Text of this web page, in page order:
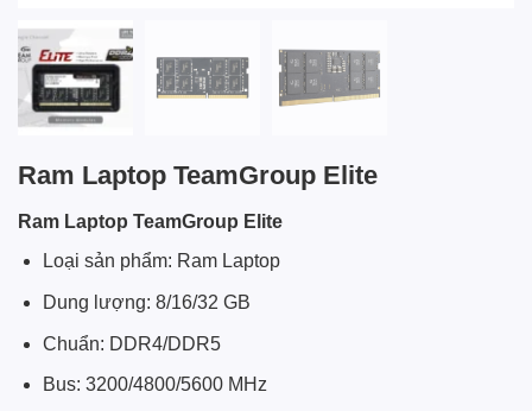
Ram Laptop TeamGroup Elite
Ram Laptop TeamGroup Elite
Loại sản phẩm: Ram Laptop
Dung lượng: 8/16/32 GB
Chuẩn: DDR4/DDR5
Bus: 3200/4800/5600 MHz